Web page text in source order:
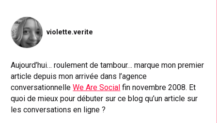
violette.verite
Aujourd’hui… roulement de tambour… marque mon premier
article depuis mon arrivée dans l’agence
conversationnelleWe Are Social fin novembre 2008. Et
quoi de mieux pour débuter sur ce blog qu’un article sur
les conversations en ligne ?